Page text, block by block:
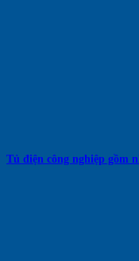
Tủ điện công nghiệp gồm